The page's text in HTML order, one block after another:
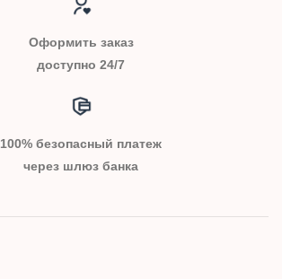
Оформить заказ
доступно 24/7
100% безопасный платеж
через шлюз банка